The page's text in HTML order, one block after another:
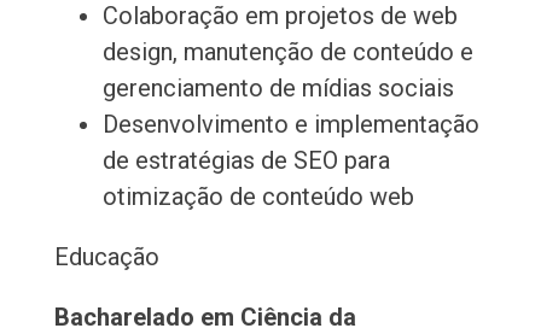
Colaboração em projetos de web
design, manutenção de conteúdo e
gerenciamento de mídias sociais
Desenvolvimento e implementação
de estratégias de SEO para
otimização de conteúdo web
Educação
Bacharelado em Ciência da